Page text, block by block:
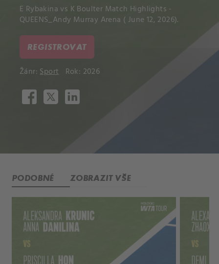
E Rybakina vs K Boulter Match Highlights -
QUEENS_Andy Murray Arena ( June 12, 2026).
REGISTROVAT
Žánr:Sport Rok: 2026
PODOBNÉ ZOBRAZIT VŠE